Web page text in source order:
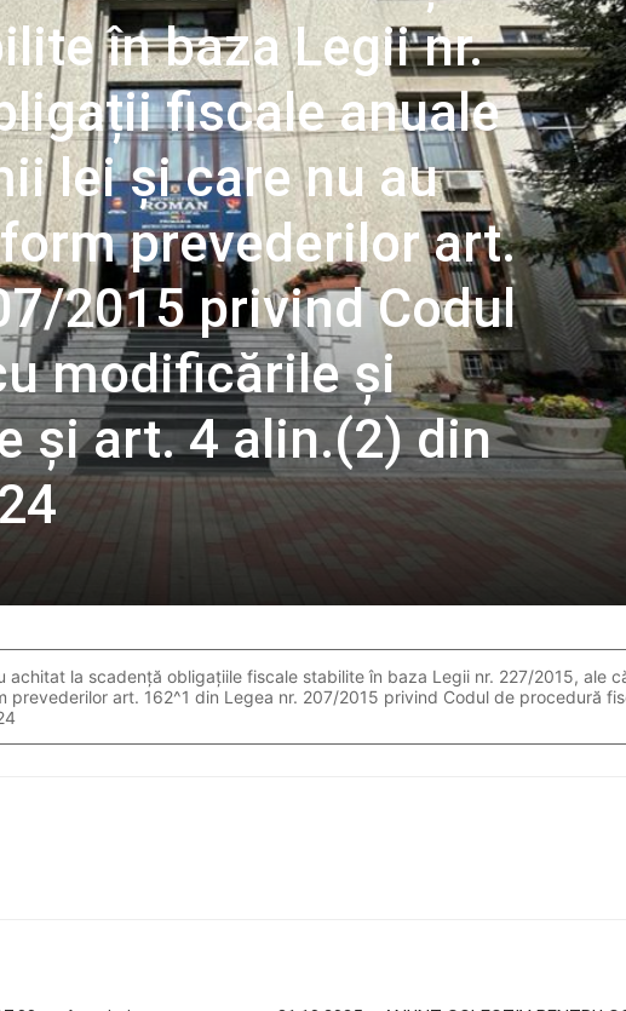
în baza Legii nr.
fiscale anuale
lei și care nu au
prevederilor art.
2015 privind Codul
modificările și
și art. 4 alin.(2) din
la scadență obligațiile fiscale stabilite în baza Legii nr. 227/2015, ale
prevederilor art. 162^1 din Legea nr. 207/2015 privind Codul de procedură